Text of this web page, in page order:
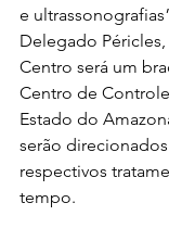
e
Delegado
Centro será um
Centro de
Estado do
serão direcionados
respectivos
tempo.